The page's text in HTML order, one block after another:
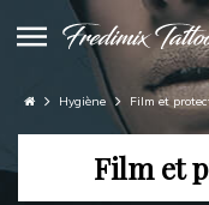
Hygiène Film et
Film et